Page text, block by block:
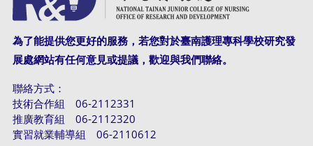
為了能提供您更好的服務，若您對於臺南護理專科學校研究發
展處網站有任何意見或提議，歡迎與我們聯絡。
聯絡方式：
技術合作組 06-2112331
推廣教育組 06-2112320
實習就業輔導組 06-2110612